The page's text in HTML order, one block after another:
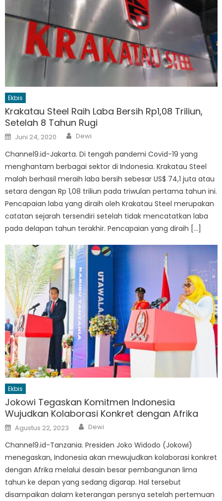
Ekbis
Krakatau Steel Raih Laba Bersih Rp1,08 Triliun,
Setelah 8 Tahun Rugi
Posted
on
Juni 24, 2020 Author
Dewi
Channel9.id-Jakarta. Di tengah pandemi Covid-19 yang
menghantam berbagai sektor di Indonesia. Krakatau Steel
malah berhasil meraih laba bersih sebesar US$ 74,1 juta atau
setara dengan Rp 1,08 triliun pada triwulan pertama tahun ini.
Pencapaian laba yang diraih oleh Krakatau Steel merupakan
catatan sejarah tersendiri setelah tidak mencatatkan laba
pada delapan tahun terakhir. Pencapaian yang diraih […]
Ekbis
Jokowi Tegaskan Komitmen Indonesia
Wujudkan Kolaborasi Konkret dengan Afrika
Posted
on
Agustus 22, 2023 Author
Dewi
Channel9.id-Tanzania. Presiden Joko Widodo (Jokowi)
menegaskan, Indonesia akan mewujudkan kolaborasi konkret
dengan Afrika melalui desain besar pembangunan lima
tahun ke depan yang sedang digarap. Hal tersebut
disampaikan dalam keterangan persnya setelah pertemuan